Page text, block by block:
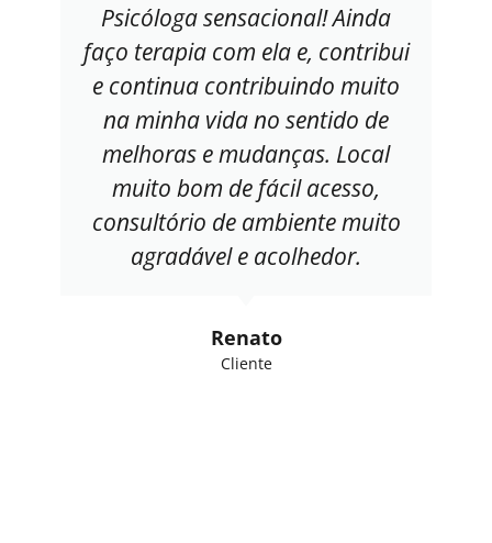
Psicóloga sensacional! Ainda
faço terapia com ela e, contribui
e continua contribuindo muito
na minha vida no sentido de
melhoras e mudanças. Local
muito bom de fácil acesso,
consultório de ambiente muito
agradável e acolhedor.
Renato
Cliente